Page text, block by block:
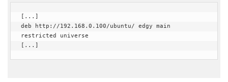
[...]
deb http://192.168.0.100/ubuntu/ edgy main
restricted universe
[...]